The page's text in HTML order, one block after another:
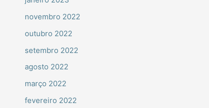
novembro 2022
outubro 2022
setembro 2022
agosto 2022
março 2022
fevereiro 2022